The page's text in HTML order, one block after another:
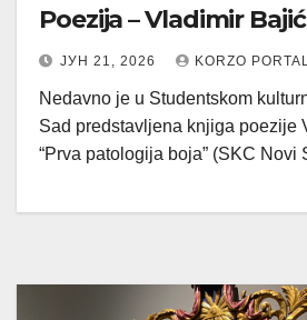
Poezija – Vladimir
ЈУН 21, 2026 KORZO
Nedavno je u Studentskom
Sad predstavljena knjiga poezije
“Prva patologija boja” (SKC